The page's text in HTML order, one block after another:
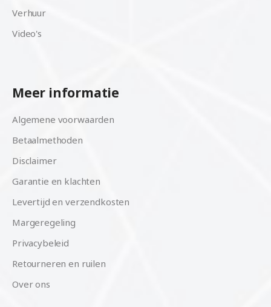
Verhuur
Video's
Meer informatie
Algemene voorwaarden
Betaalmethoden
Disclaimer
Garantie en klachten
Levertijd en verzendkosten
Margeregeling
Privacybeleid
Retourneren en ruilen
Over ons